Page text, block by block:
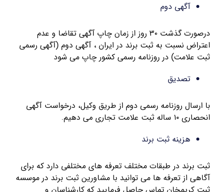
آگهی دوم
درصورت گذشت ۳۰ روز از زمان چاپ آگهی تقاضا و عدم
اعتراض نسبت به ثبت برند در ایران ، آگهی دوم (آگهی رسمی
ثبت علامت) در روزنامه رسمی کشور چاپ می شود
تصدیق
با ارسال روزنامه رسمی دوم از طریق وکیل، درخواست آگهی
انحصاری ۱۰ ساله ثبت علامت تجاری می دهیم.
هزینه ثبت برند
ثبت برند در طبقات مختلف تعرفه های مختلفی دارد که برای
آگاهی از تعرفه ها می توانید با مشاورین ثبت برند در موسسه